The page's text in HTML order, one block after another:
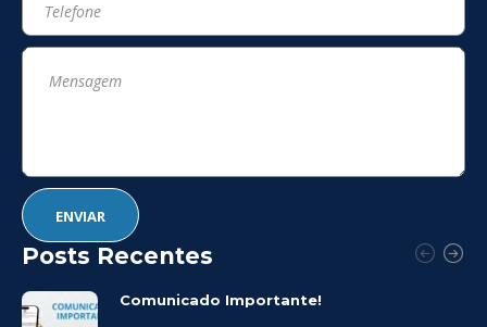
Posts Recentes
Comunicado Importante!